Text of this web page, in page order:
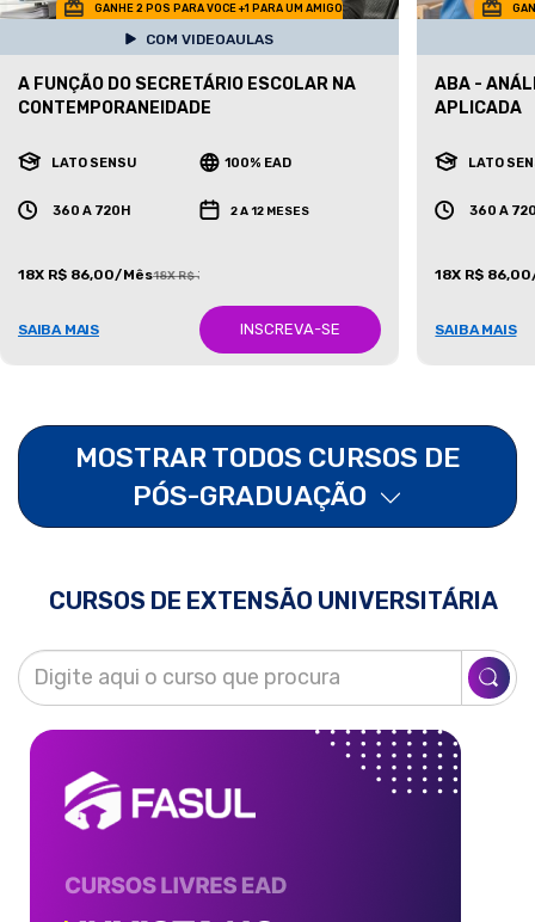
GANHE 2 POS PARA VOCE +1 PARA UM AMIGO
COM VIDEOAULAS
A FUNÇÃO DO SECRETÁRIO ESCOLAR NA
CONTEMPORANEIDADE
LATO SENSU 100% EAD
360 A 720H 2 A 12 MESES
18X R$ 86,00/Mês18X R$ 387,00/Mês
SAIBA MAIS INSCREVA-SE
ABA -
APLICADA
LATO
360 A
18X R$
SAIBA MAIS
MOSTRAR TODOS CURSOS DE
PÓS-GRADUAÇÃO
CURSOS DE EXTENSÃO UNIVERSITÁRIA